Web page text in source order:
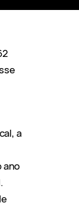
a
ano